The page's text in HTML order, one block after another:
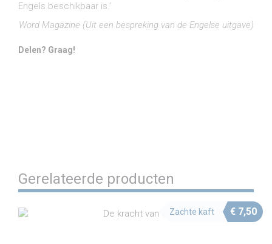
Engels beschikbaar is.’
Word Magazine (Uit een bespreking van de Engelse uitgave)
Delen? Graag!
Gerelateerde producten
Zachte kaft € 7,50